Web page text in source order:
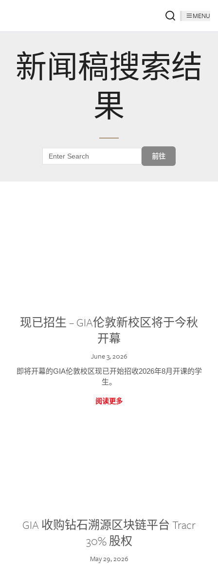
MENU
新闻稿搜索结
果
前往
现已招生 – GIA伦敦新校区将于今秋
开幕
June 3, 2026
即将开幕的GIA伦敦校区现已开始招收2026年8月开课的学
生。
阅读更多
GIA 收购钻石溯源区块链平台 Tracr
30% 股权
May 29, 2026